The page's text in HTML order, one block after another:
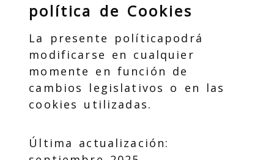
política de Cookies
La presente políticapodrá
modificarse en cualquier
momente en función de
cambios legislativos o en las
cookies utilizadas.
Última actualización: